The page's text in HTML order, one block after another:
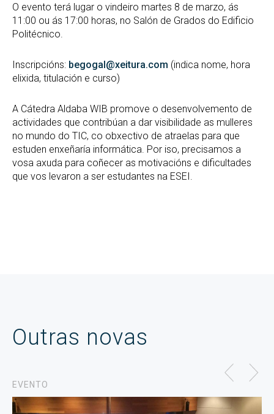
O evento terá lugar o vindeiro martes 8 de marzo, ás
11:00 ou ás 17:00 horas, no Salón de Grados do Edificio
Politécnico.
Inscripcións: begogal@xeitura.com (indica nome, hora
elixida, titulación e curso)
A Cátedra Aldaba WIB promove o desenvolvemento de
actividades que contribúan a dar visibilidade as mulleres
no mundo do TIC, co obxectivo de atraelas para que
estuden enxeñaría informática. Por iso, precisamos a
vosa axuda para coñecer as motivacións e dificultades
que vos levaron a ser estudantes na ESEI.
Outras novas
EVENTO